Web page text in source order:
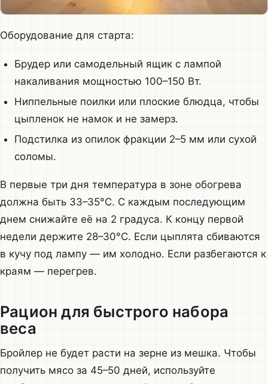
Оборудование для старта:
Брудер или самодельный ящик с лампой
накаливания мощностью 100–150 Вт.
Ниппельные поилки или плоские блюдца, чтобы
цыпленок не намок и не замерз.
Подстилка из опилок фракции 2–5 мм или сухой
соломы.
В первые три дня температура в зоне обогрева
должна быть 33–35°C. С каждым последующим
днем снижайте её на 2 градуса. К концу первой
недели держите 28–30°C. Если цыплята сбиваются
в кучу под лампу — им холодно. Если разбегаются к
краям — перегрев.
Рацион для быстрого набора
веса
Бройлер не будет расти на зерне из мешка. Чтобы
получить мясо за 45–50 дней, используйте